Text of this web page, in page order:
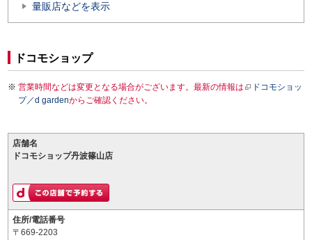
量販店などを表示
ドコモショップ
営業時間などは変更となる場合がございます。最新の情報は
ドコモショッ
プ／d gardenからご確認ください。
店舗名
ドコモショップ丹波篠山店
住所/電話番号
〒669-2203